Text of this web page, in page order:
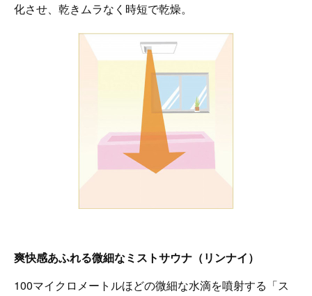
化させ、乾きムラなく時短で乾燥。
爽快感あふれる微細なミストサウナ（リンナイ）
100マイクロメートルほどの微細な水滴を噴射する「ス